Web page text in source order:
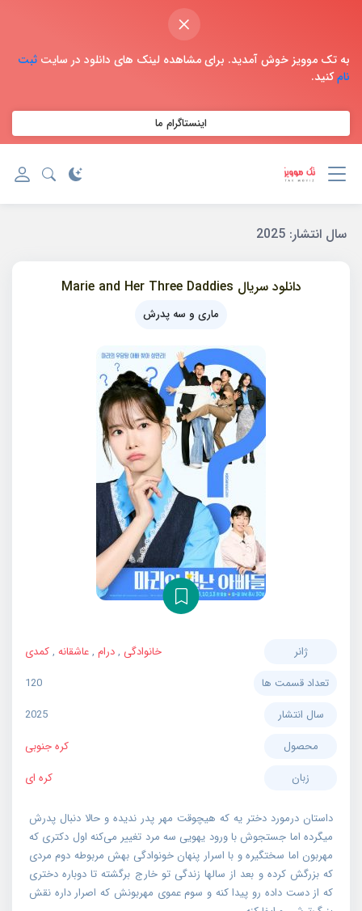
×
به تک موویز خوش آمدید. برای مشاهده لینک های دانلود در سایت ثبت
نامکنید.
اینستاگرام ما
سال انتشار: 2025
دانلود سریال Marie and Her Three Daddies
ماری و سه پدرش
ژانر خانوادگی ,درام ,عاشقانه ,کمدی
تعداد قسمت ها
120
سال انتشار
2025
محصول
کره جنوبی
زبان
کره ای
داستان درمورد دختر یه که هیچوقت مهر پدر ندیده و حالا دنبال پدرش
میگرده اما جستجوش با ورود یهویی سه مرد تغییر می‌کنه اول دکتری که
مهربون اما سختگیره و با اسرار پنهان خونوادگی بهش مربوطه دوم مردی
که بزرگش کرده و بعد از سالها زندگی تو خارج برگشته تا دوباره دختری
که از دست داده رو پیدا کنه و سوم عموی مهربونش که اصرار داره نقش